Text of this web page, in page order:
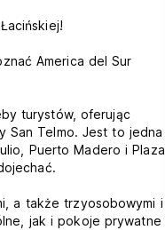
America del Sur
turystów, oferując
San Telmo. Jest to jedna
Puerto Madero i Plaza
a także trzyosobowymi i
jak i pokoje prywatne